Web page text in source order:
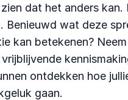
dat het anders kan.
Benieuwd wat deze
kan betekenen?
ontdekken hoe
gaan.